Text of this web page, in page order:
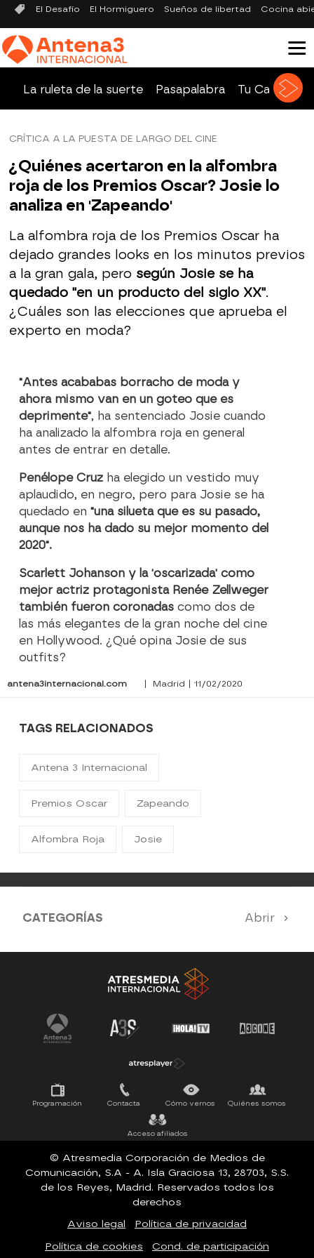
El Desafío El Hormiguero Sueños de libertad Cocina
La ruleta de la suerte Pasapalabra Tu Cara Me
CRÍTICA A LA PUESTA DE LARGO DEL CINE
¿Quiénes acertaron en la alfombra
roja de los Premios Oscar? Josie lo
analiza en 'Zapeando'
La alfombra roja de los Premios Oscar ha
dejado grandes looks en los minutos previos
a la gran gala, pero según Josie se ha
quedado "en un producto del siglo XX".
¿Cuáles son las elecciones que aprueba el
experto en moda?
"Antes acababas borracho de moda y
ahora mismo van en un goteo que es
deprimente", ha sentenciado Josie cuando
ha analizado la alfombra roja en general
antes de entrar en detalle.
Penélope Cruz ha elegido un vestido muy
aplaudido, en negro, pero para Josie se ha
quedado en"una silueta que es su pasado,
aunque nos ha dado su mejor momento del
2020".
Scarlett Johanson y la 'oscarizada' como
mejor actriz protagonista Renée Zellweger
también fueron coronadas como dos de
las más elegantes de la gran noche del cine
en Hollywood. ¿Qué opina Josie de sus
outfits?
antena3internacional.com | Madrid | 11/02/2020
TAGS RELACIONADOS
Antena 3 Internacional
Premios Oscar Zapeando
Alfombra Roja Josie
CATEGORÍAS Abrir
Antena 3 Noticias El Hormiguero
Tu cara me suena Pasapalabra
Programación Contacta Cómo vernos Quiénes somos
Acceso afiliados
© Atresmedia Corporación de Medios de
Comunicación, S.A - A. Isla Graciosa 13, 28703, S.S.
de los Reyes, Madrid. Reservados todos los
derechos
Aviso legal
Política de privacidad
Política de cookies
Cond. de participación